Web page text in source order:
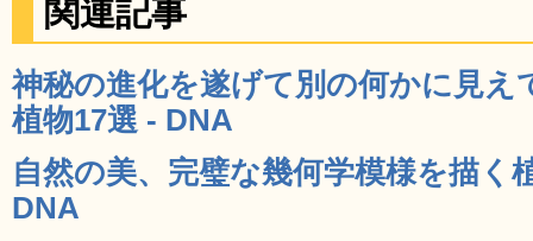
関連記事
神秘の進化を遂げて別の何かに見え
植物17選 - DNA
自然の美、完璧な幾何学模様を描く
DNA